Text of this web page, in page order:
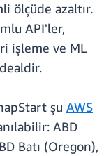
ölçüde azaltır.
API'ler,
işleme ve ML
şu AWS
ABD
Batı (Oregon),